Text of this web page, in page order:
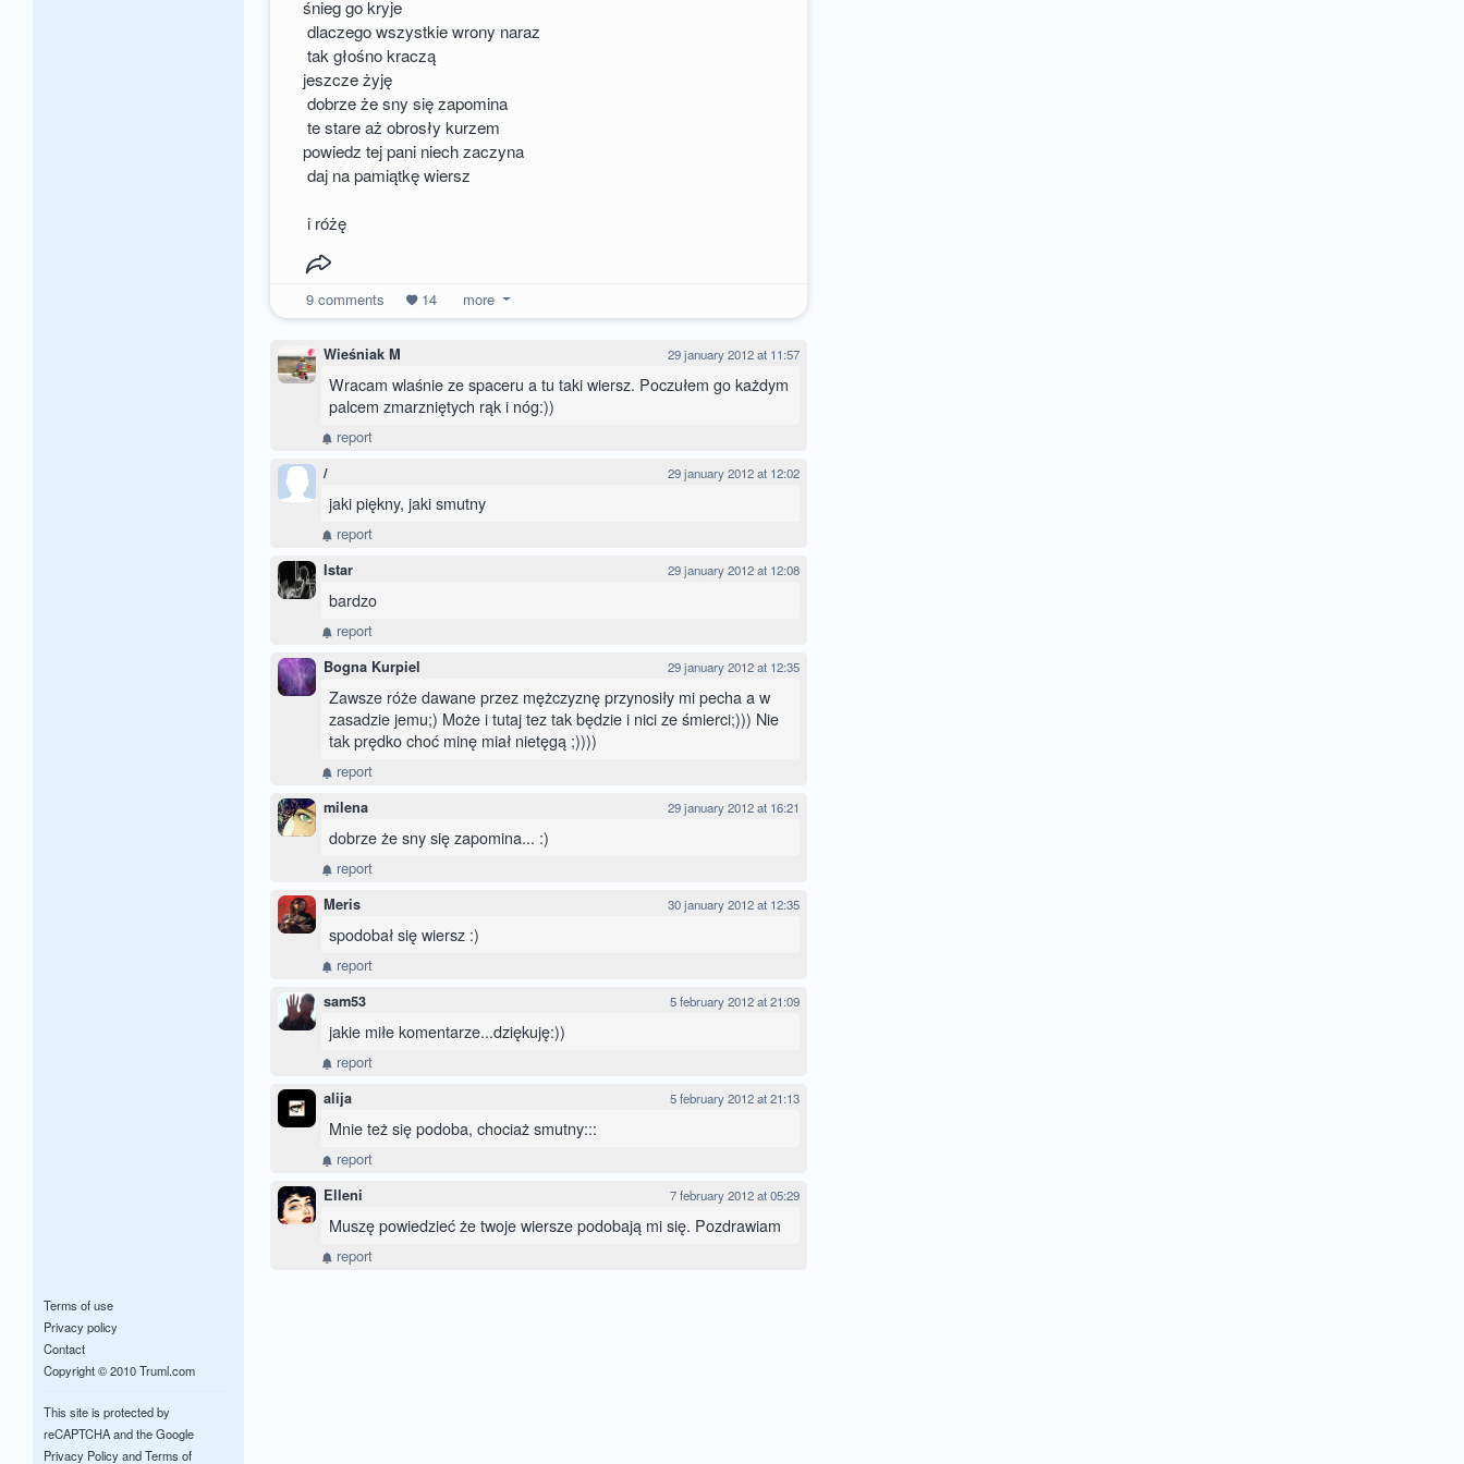
Terms of use
Privacy policy
Contact
Copyright © 2010 Truml.com
This site is protected by
reCAPTCHA and the Google
Privacy PolicyandTerms of
śnieg go kryje
dlaczego wszystkie wrony naraz
tak głośno kraczą
jeszcze żyję
dobrze że sny się zapomina
te stare aż obrosły kurzem
powiedz tej pani niech zaczyna
daj na pamiątkę wiersz
i różę
9comments 14 more
Wieśniak M 29 january 2012 at 11:57
Wracam wlaśnie ze spaceru a tu taki wiersz. Poczułem go każdym
palcem zmarzniętych rąk i nóg:))
report
/ 29 january 2012 at 12:02
jaki piękny, jaki smutny
report
Istar 29 january 2012 at 12:08
bardzo
report
Bogna Kurpiel 29 january 2012 at 12:35
Zawsze róże dawane przez mężczyznę przynosiły mi pecha a w
zasadzie jemu;) Może i tutaj tez tak będzie i nici ze śmierci;))) Nie
tak prędko choć minę miał nietęgą ;))))
report
milena 29 january 2012 at 16:21
dobrze że sny się zapomina... :)
report
Meris 30 january 2012 at 12:35
spodobał się wiersz :)
report
sam53 5 february 2012 at 21:09
jakie miłe komentarze...dziękuję:))
report
alija 5 february 2012 at 21:13
Mnie też się podoba, chociaż smutny:::
report
Elleni 7 february 2012 at 05:29
Muszę powiedzieć że twoje wiersze podobają mi się. Pozdrawiam
report